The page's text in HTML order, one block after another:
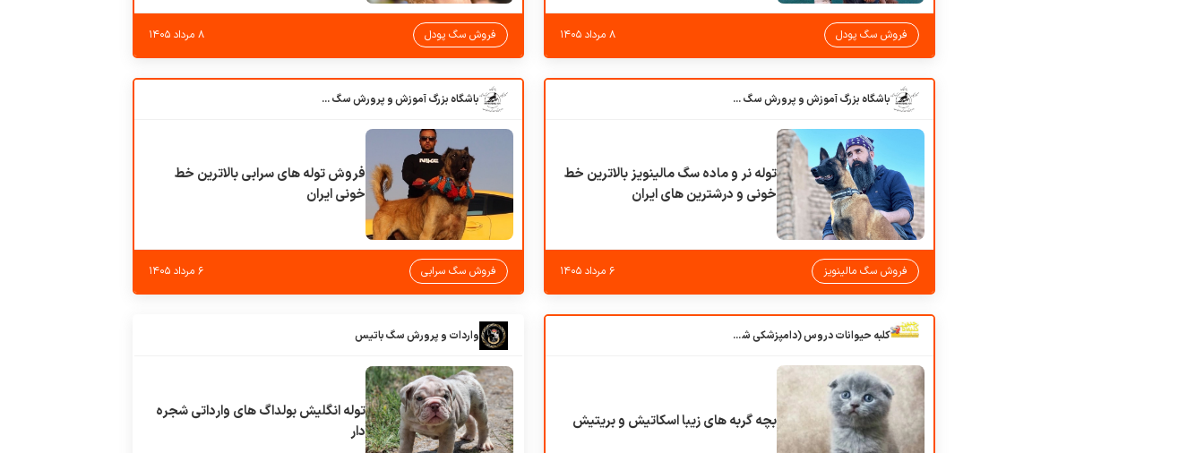
فروش سگ پودل ۸ مرداد ۱۴۰۵ فروش سگ پودل ۸ مرداد ۱۴۰۵
باشگاه بزرگ آموزش و پرورش سگ کوهرج کنل
توله نر و ماده سگ مالینویز بالاترین خط
خونی و درشترین های ایران
فروش سگ مالینویز ۶ مرداد ۱۴۰۵
باشگاه بزرگ آموزش و پرورش سگ کوهرج کنل
فروش توله های سرابی بالاترین خط
خونی ایران
فروش سگ سرابی ۶ مرداد ۱۴۰۵
کلبه حیوانات دروس (دامپزشکی شهرزاد)
بچه گربه های زیبا اسکاتیش و بریتیش
واردات و پرورش سگ باتیس
توله انگلیش بولداگ های وارداتی شجره
دار